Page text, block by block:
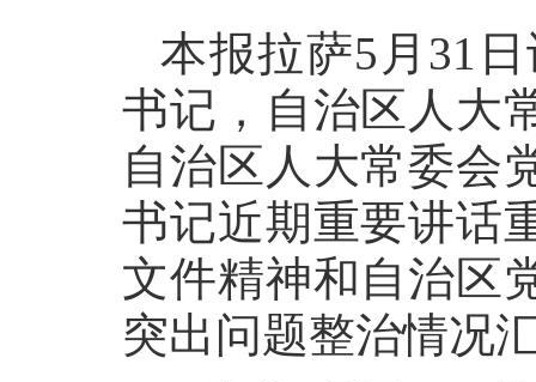
本报拉萨5月31
书记，自治区人大
自治区人大常委会
书记近期重要讲话
文件精神和自治区
突出问题整治情况